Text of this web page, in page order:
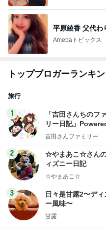
平原綾香 父代わ
Amebaトピックス
トップブロガーランキ
旅行
1
「吉田さんちのフ
リー日記」
y Ameba 吉田さん
ログ
吉田さんファミリー
2
☆やまあこ☆さん
ィズニー日記
☆やまあこ☆
3
日々是甘露2〜ディ
ー風味〜
甘露